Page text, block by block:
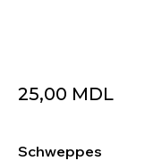
25,00 MDL
Schweppes